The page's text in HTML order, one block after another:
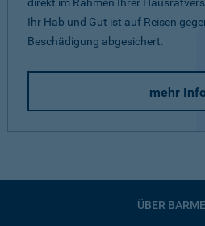
Ihr Hab und Gut ist auf Reisen
Beschädigung abgesichert.
mehr
ÜBER